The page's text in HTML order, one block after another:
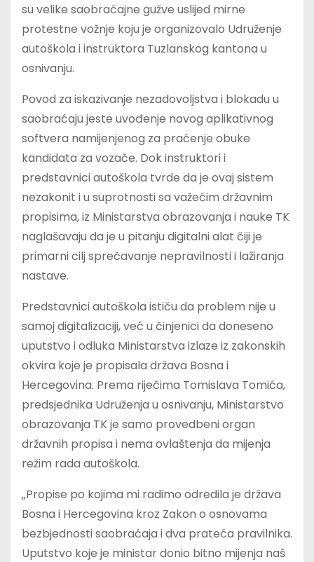
su velike saobraćajne gužve uslijed mirne
protestne vožnje koju je organizovalo Udruženje
autoškola i instruktora Tuzlanskog kantona u
osnivanju.
Povod za iskazivanje nezadovoljstva i blokadu u
saobraćaju jeste uvođenje novog aplikativnog
softvera namijenjenog za praćenje obuke
kandidata za vozače. Dok instruktori i
predstavnici autoškola tvrde da je ovaj sistem
nezakonit i u suprotnosti sa važećim državnim
propisima, iz Ministarstva obrazovanja i nauke TK
naglašavaju da je u pitanju digitalni alat čiji je
primarni cilj sprečavanje nepravilnosti i lažiranja
nastave.
Predstavnici autoškola ističu da problem nije u
samoj digitalizaciji, već u činjenici da doneseno
uputstvo i odluka Ministarstva izlaze iz zakonskih
okvira koje je propisala država Bosna i
Hercegovina. Prema riječima Tomislava Tomića,
predsjednika Udruženja u osnivanju, Ministarstvo
obrazovanja TK je samo provedbeni organ
državnih propisa i nema ovlaštenja da mijenja
režim rada autoškola.
„Propise po kojima mi radimo odredila je država
Bosna i Hercegovina kroz Zakon o osnovama
bezbjednosti saobraćaja i dva prateća pravilnika.
Uputstvo koje je ministar donio bitno mijenja naš